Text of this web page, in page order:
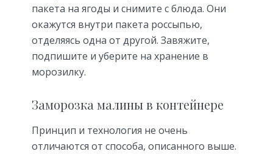
пакета на ягоды и снимите с блюда. Они
окажутся внутри пакета россыпью,
отделяясь одна от другой. Завяжите,
подпишите и уберите на хранение в
морозилку.
Заморозка малины в контейнере
Принцип и технология не очень
отличаются от способа, описанного выше.